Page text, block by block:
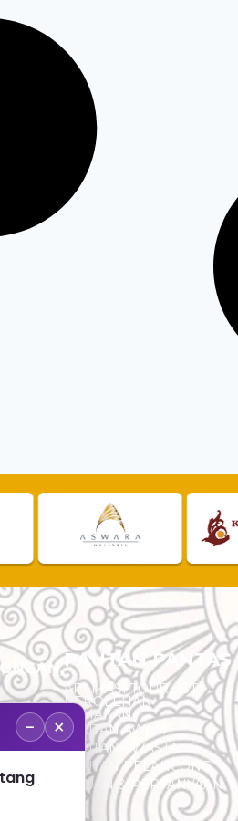
5,
PAUTAN PANTAS
APLIKASI TOURLIST
PEROLEHAN
SEMAKAN
PAUTAN AWAM
PAUTAN SWASTA
PAUTAN PELANCONG
ADUAN & PERTANYAAN
− ×